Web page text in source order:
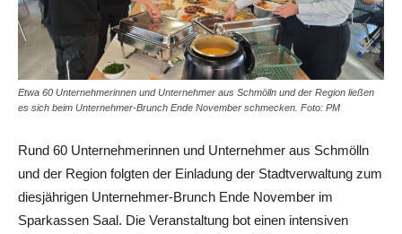
Etwa 60 Unternehmerinnen und Unternehmer aus Schmölln und der Region ließen
es sich beim Unternehmer-Brunch Ende November schmecken. Foto: PM
Rund 60 Unternehmerinnen und Unternehmer aus Schmölln
und der Region folgten der Einladung der Stadtverwaltung zum
diesjährigen Unternehmer-Brunch Ende November im
Sparkassen Saal. Die Veranstaltung bot einen intensiven